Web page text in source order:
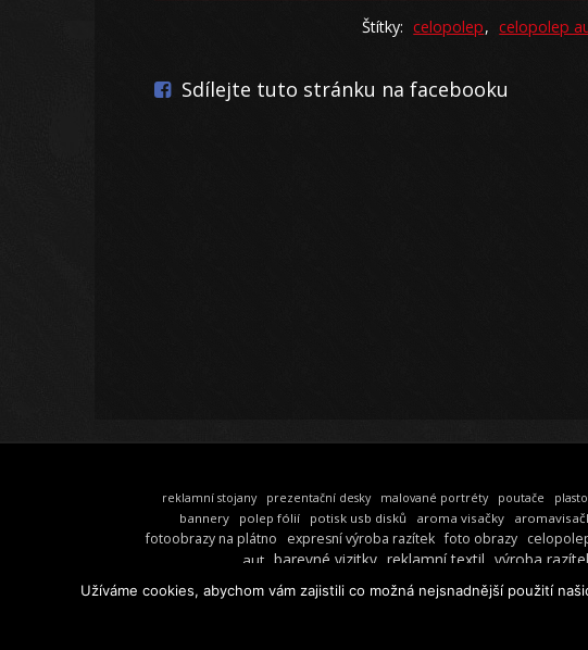
Štítky: celopolep, celopolep
Sdílejte tuto stránku na facebooku
reklamní stojany prezentační desky malované portréty poutače
bannery
polep fólií potisk usb disků aroma visačky
fotoobrazy na plátno
expresní výroba razítek foto obrazy
aut barevné vizitky reklamní textil výroba
© REKLAMNÍ
Užíváme cookies, abychom vám zajistili co možná nejsnadnější použití